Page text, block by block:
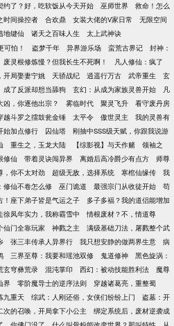
约了？好，吃软饭从今天开始 巫师世界
救命！怎么
时间操控者 合欢鼎 女装大佬的V家日常
无限空间
地键仙 诸天之百味人生 太上武神诀
可怕！ 盗梦千年 异界游乐场 蛮荒古界记
封神：
废灵根修炼慢？但我长生不死啊！
凡人修仙：疯了
开局娶妻宁姚 天骄战纪 逍遥行万古 武帝重生
玄
成了反派却想当舔狗 玄幻：从成为家族灵兽开始
凡
凶，你逐他出宗？ 雾临时代 聚灵飞升
看守废丹房
越斗罗之擂鼓瓮金锤 太平令 傲世灵主
我的灵兽有
始加点修行 囚仙塔
刚抽中SSS级天赋，你跟我说游
重生之，玉龙大陆 【综影视】与天作赌
领袖之
修仙 带着灵诀闯异界 离婚后高冷爵少有点方
师尊
，你不太对劲 超级无敌，选择系统 寒棺仙缘传
我
修仙不卷怎么修 巫门诡道 最强宗门从收徒开始
苟
！座下弟子皆是气运之子
多子多福？我的道侣能增加
徐凤年实力，我称霸雪中
情根废材？不，情道尊
仙门全靠玩家 神戮之主
满级基础刀法，屠戮整个武
张三丰传承人异界行 我只想安静的做两界生意
病
三界至尊：我要和瑶池双修 鬼道修神
黑色旋涡：
玄穹彝荒录 混沌掌印 西幻：被动技能胜利法
魔尊
界 零阶魔导士的逆序法则
穿越诸葛亮，重整蜀
九重天 综武：人刚还俗，女侠们纷纷上门
盗墓：开
次的召唤，开局拿下小公主
绑定系统后，废材逆袭成